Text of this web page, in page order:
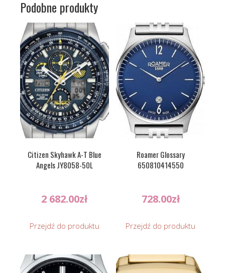
Podobne produkty
Citizen Skyhawk A-T Blue
Angels JY8058-50L
2 682.00zł
Przejdź do produktu
Roamer Glossary
650810414550
728.00zł
Przejdź do produktu